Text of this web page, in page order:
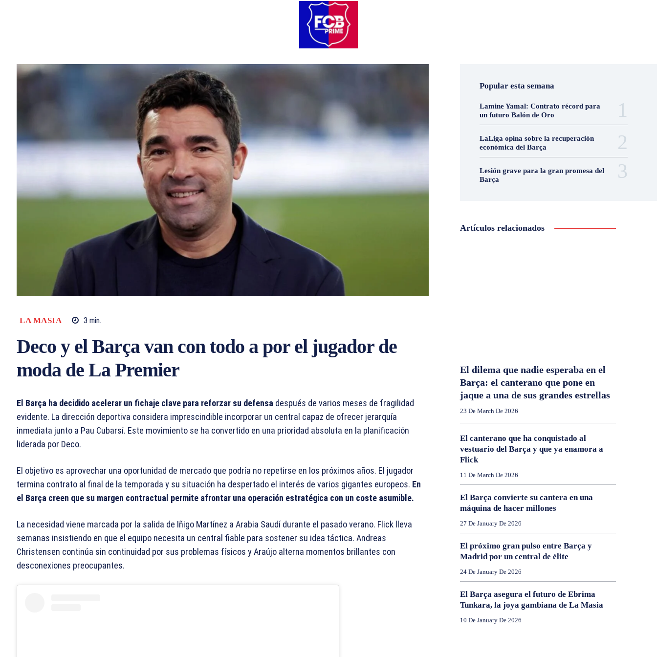
ARTÍCULOS DE OPINIÓN
LA MASIA 3 min.
Deco y el Barça van con todo a por el jugador de
moda de La Premier
El Barça ha decidido acelerar un fichaje clave para reforzar su defensa después de varios meses de fragilidad
evidente. La dirección deportiva considera imprescindible incorporar un central capaz de ofrecer jerarquía
inmediata junto a Pau Cubarsí. Este movimiento se ha convertido en una prioridad absoluta en la planificación
liderada por Deco.
El objetivo es aprovechar una oportunidad de mercado que podría no repetirse en los próximos años. El jugador
termina contrato al final de la temporada y su situación ha despertado el interés de varios gigantes europeos. En
el Barça creen que su margen contractual permite afrontar una operación estratégica con un coste asumible.
La necesidad viene marcada por la salida de Iñigo Martínez a Arabia Saudí durante el pasado verano. Flick lleva
semanas insistiendo en que el equipo necesita un central fiable para sostener su idea táctica. Andreas
Christensen continúa sin continuidad por sus problemas físicos y Araújo alterna momentos brillantes con
desconexiones preocupantes.
Popular esta semana
Lamine Yamal: Contrato récord para
un futuro Balón de Oro
LaLiga opina sobre la recuperación
económica del Barça
Lesión grave para la gran promesa del
Barça
Artículos relacionados
El dilema que nadie esperaba en el
Barça: el canterano que pone en
jaque a una de sus grandes estrellas
23 De March De 2026
El canterano que ha conquistado al
vestuario del Barça y que ya enamora a
Flick
11 De March De 2026
El Barça convierte su cantera en una
máquina de hacer millones
27 De January De 2026
El próximo gran pulso entre Barça y
Madrid por un central de élite
24 De January De 2026
El Barça asegura el futuro de Ebrima
Tunkara, la joya gambiana de La Masia
10 De January De 2026